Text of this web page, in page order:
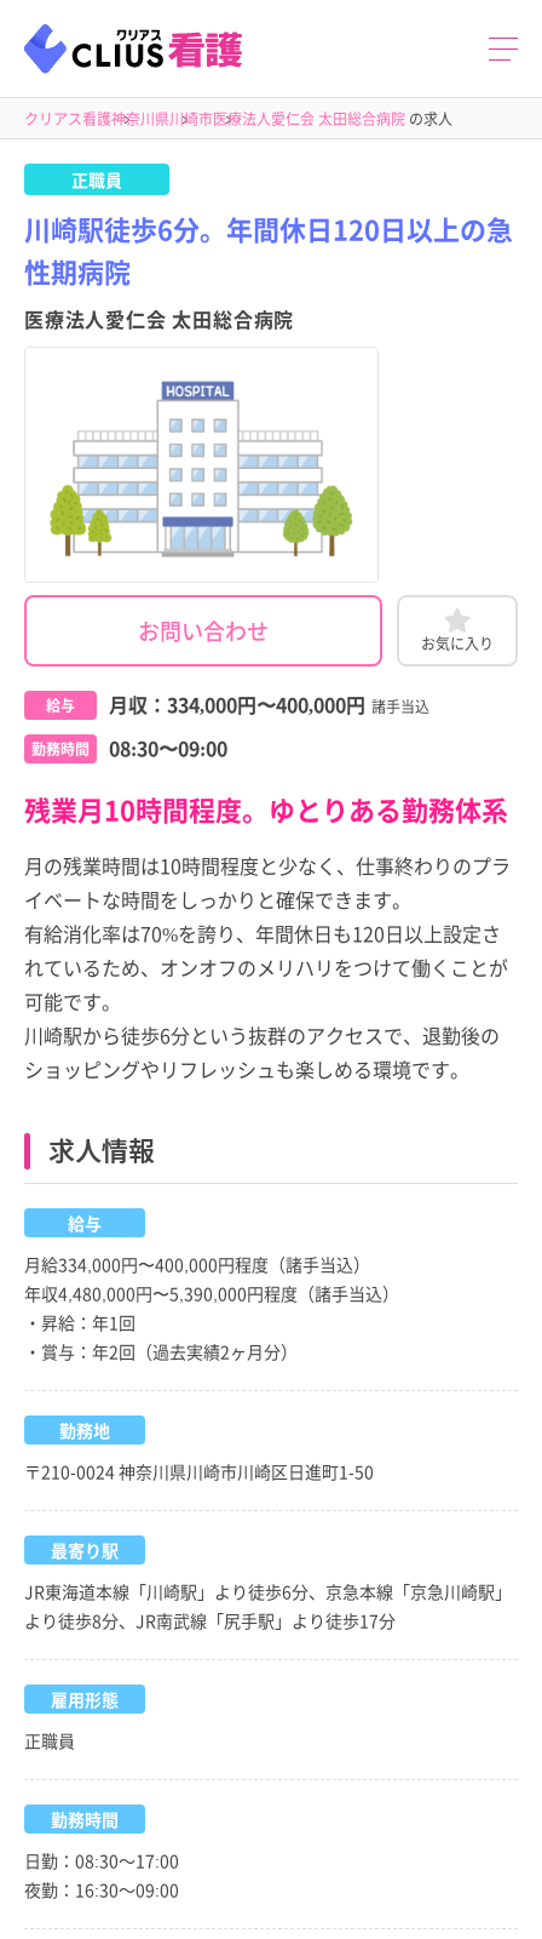
クリアス看護神奈川県川崎市医療法人愛仁会 太田総合病院 の求人
正職員
川崎駅徒歩6分。年間休日120日以上の急
性期病院
医療法人愛仁会 太田総合病院
お問い合わせ お気に入り
給与 月収： 334,000円〜400,000円 諸手当込
勤務時間 08:30〜09:00
残業月10時間程度。ゆとりある勤務体系
月の残業時間は10時間程度と少なく、仕事終わりのプラ
イベートな時間をしっかりと確保できます。
有給消化率は70%を誇り、年間休日も120日以上設定さ
れているため、オンオフのメリハリをつけて働くことが
可能です。
川崎駅から徒歩6分という抜群のアクセスで、退勤後の
ショッピングやリフレッシュも楽しめる環境です。
求人情報
給与
月給334,000円〜400,000円程度（諸手当込）
年収4,480,000円〜5,390,000円程度（諸手当込）
・昇給：年1回
・賞与：年2回（過去実績2ヶ月分）
勤務地
〒210-0024 神奈川県川崎市川崎区日進町1-50
最寄り駅
JR東海道本線「川崎駅」より徒歩6分、京急本線「京急川崎駅」
より徒歩8分、JR南武線「尻手駅」より徒歩17分
雇用形態
正職員
勤務時間
日勤：08:30～17:00
夜勤：16:30～09:00